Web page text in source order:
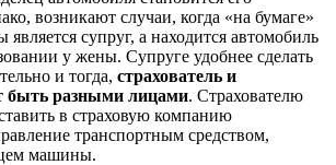
возникают случаи, когда «на бумаге»
супруг, а находится автомобиль
у жены. Супруге удобнее сделать
и тогда, страхователь и
быть разными лицами. Страхователю
в страховую компанию
транспортным средством,
машины.